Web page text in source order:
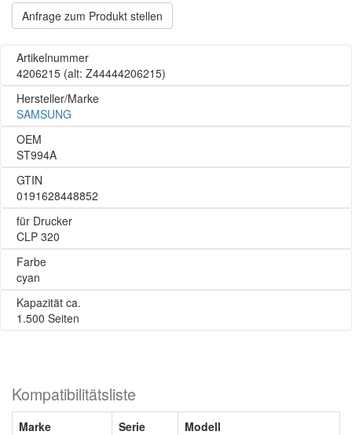
Anfrage zum Produkt stellen
Artikelnummer
4206215 (alt: Z44444206215)
Hersteller/Marke
SAMSUNG
OEM
ST994A
GTIN
0191628448852
für Drucker
CLP 320
Farbe
cyan
Kapazität ca.
1.500 Seiten
Kompatibilitätsliste
Marke Serie
Modell